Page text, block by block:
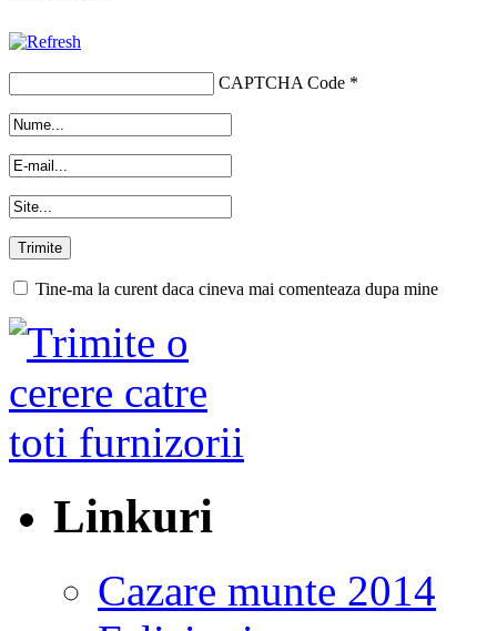
CAPTCHA Code *
Tine-ma la curent daca cineva mai comenteaza dupa mine
Linkuri
Cazare munte 2014